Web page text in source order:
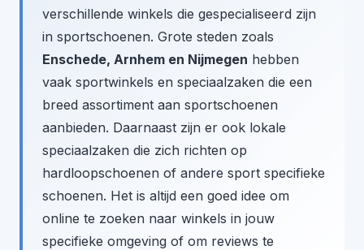
verschillende winkels die gespecialiseerd zijn
in sportschoenen. Grote steden zoals
Enschede, Arnhem en Nijmegen hebben
vaak sportwinkels en speciaalzaken die een
breed assortiment aan sportschoenen
aanbieden. Daarnaast zijn er ook lokale
speciaalzaken die zich richten op
hardloopschoenen of andere sport specifieke
schoenen. Het is altijd een goed idee om
online te zoeken naar winkels in jouw
specifieke omgeving of om reviews te